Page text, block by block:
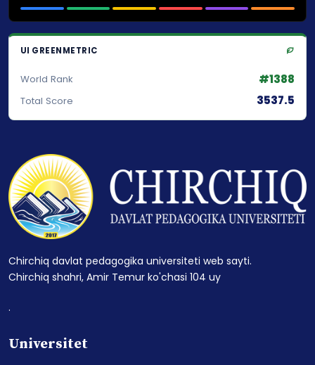
UI GREENMETRIC
World Rank #1388
Total Score 3537.5
Chirchiq davlat pedagogika universiteti web sayti.
Chirchiq shahri, Amir Temur ko'chasi 104 uy
.
Universitet